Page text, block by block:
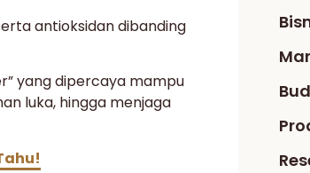
antioksidan dibanding
yang dipercaya mampu
luka, hingga menjaga